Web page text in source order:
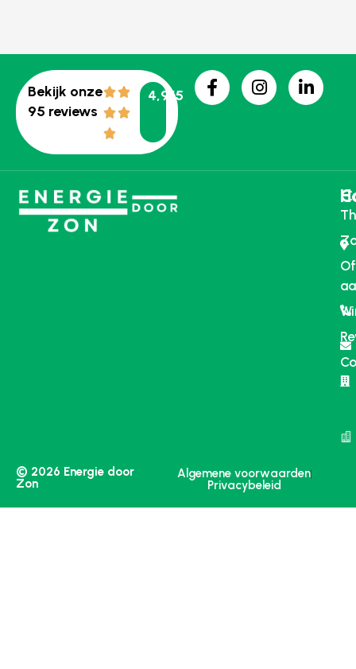
Bekijk onze
95 reviews
4,9/5
© 2026 Energie door
Zon
Algemene voorwaarden
Privacybeleid